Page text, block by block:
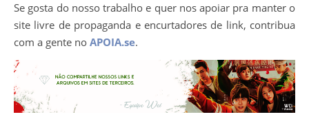
Se gosta do nosso trabalho e quer nos apoiar pra manter o
site livre de propaganda e encurtadores de link, contribua
com a gente no APOIA.se.